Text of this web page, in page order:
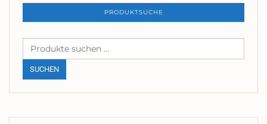
PRODUKTSUCHE
Suchen
nach:
SUCHEN